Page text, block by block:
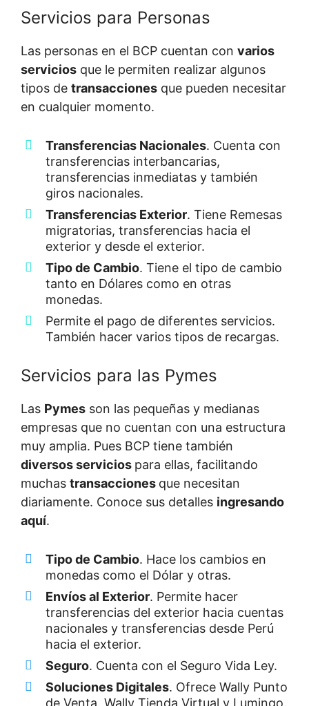
Servicios para Personas
Las personas en el BCP cuentan con varios
servicios que le permiten realizar algunos
tipos de transacciones que pueden necesitar
en cualquier momento.
Transferencias Nacionales. Cuenta con
transferencias interbancarias,
transferencias inmediatas y también
giros nacionales.
Transferencias Exterior. Tiene Remesas
migratorias, transferencias hacia el
exterior y desde el exterior.
Tipo de Cambio. Tiene el tipo de cambio
tanto en Dólares como en otras
monedas.
Permite el pago de diferentes servicios.
También hacer varios tipos de recargas.
Servicios para las Pymes
Las Pymes son las pequeñas y medianas
empresas que no cuentan con una estructura
muy amplia. Pues BCP tiene también
diversos servicios para ellas, facilitando
muchas transacciones que necesitan
diariamente. Conoce sus detalles ingresando
aquí.
Tipo de Cambio. Hace los cambios en
monedas como el Dólar y otras.
Envíos al Exterior. Permite hacer
transferencias del exterior hacia cuentas
nacionales y transferencias desde Perú
hacia el exterior.
Seguro. Cuenta con el Seguro Vida Ley.
Soluciones Digitales. Ofrece Wally Punto
de Venta. Wally Tienda Virtual y Lumingo.